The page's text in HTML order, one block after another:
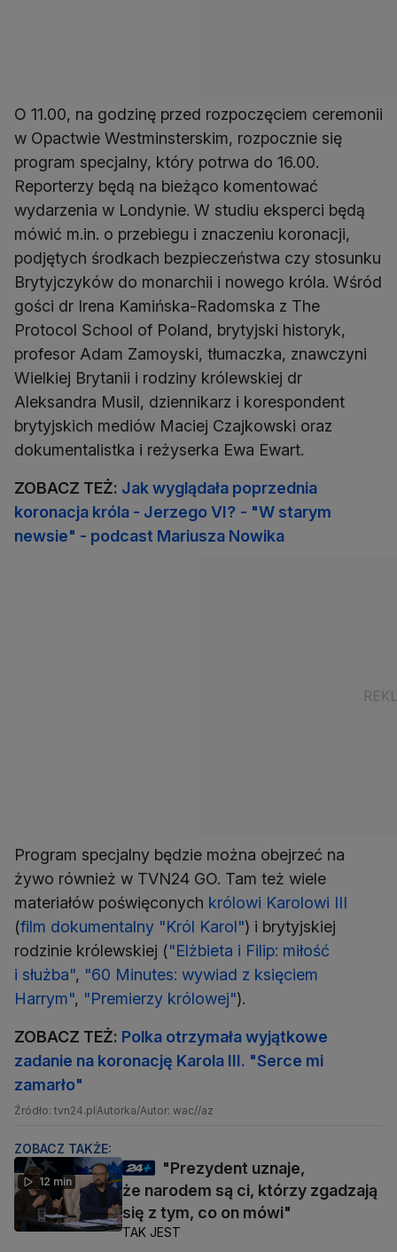
O 11.00, na godzinę przed rozpoczęciem ceremonii
w Opactwie Westminsterskim, rozpocznie się
program specjalny, który potrwa do 16.00.
Reporterzy będą na bieżąco komentować
wydarzenia w Londynie. W studiu eksperci będą
mówić m.in. o przebiegu i znaczeniu koronacji,
podjętych środkach bezpieczeństwa czy stosunku
Brytyjczyków do monarchii i nowego króla. Wśród
gości dr Irena Kamińska-Radomska z The
Protocol School of Poland, brytyjski historyk,
profesor Adam Zamoyski, tłumaczka, znawczyni
Wielkiej Brytanii i rodziny królewskiej dr
Aleksandra Musil, dziennikarz i korespondent
brytyjskich mediów Maciej Czajkowski oraz
dokumentalistka i reżyserka Ewa Ewart.
ZOBACZ TEŻ: Jak wyglądała poprzednia
koronacja króla - Jerzego VI? - "W starym
newsie" - podcast Mariusza Nowika
Program specjalny będzie można obejrzeć na
żywo również w TVN24 GO. Tam też wiele
materiałów poświęconych królowi Karolowi III
(film dokumentalny "Król Karol") i brytyjskiej
rodzinie królewskiej ("Elżbieta i Filip: miłość
i służba", "60 Minutes: wywiad z księciem
Harrym", "Premierzy królowej").
ZOBACZ TEŻ: Polka otrzymała wyjątkowe
zadanie na koronację Karola III. "Serce mi
zamarło"
Źródło: tvn24.plAutorka/Autor: wac//az
ZOBACZ TAKŻE:
12 min
"Prezydent uznaje,
że narodem są ci, którzy zgadzają
się z tym, co on mówi"
TAK JEST